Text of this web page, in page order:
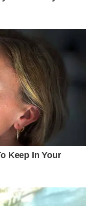
Keep In Your